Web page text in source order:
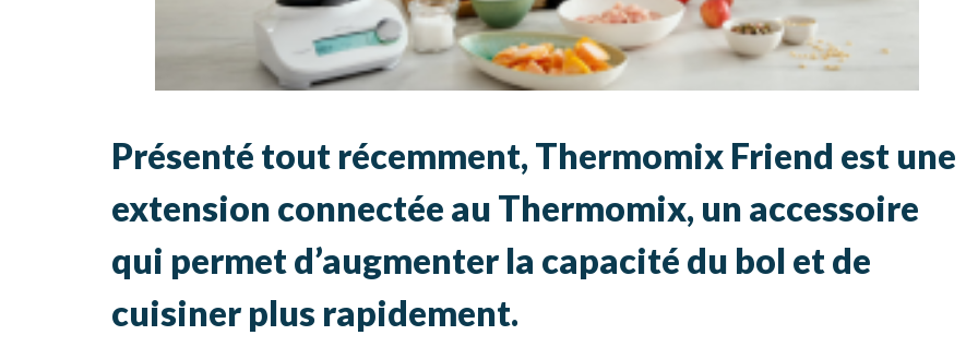
Présenté tout récemment, Thermomix Friend est une
extension connectée au Thermomix, un accessoire
qui permet d’augmenter la capacité du bol et de
cuisiner plus rapidement.